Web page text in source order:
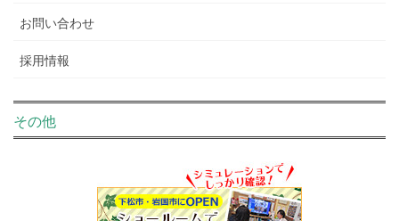
お問い合わせ
採用情報
その他